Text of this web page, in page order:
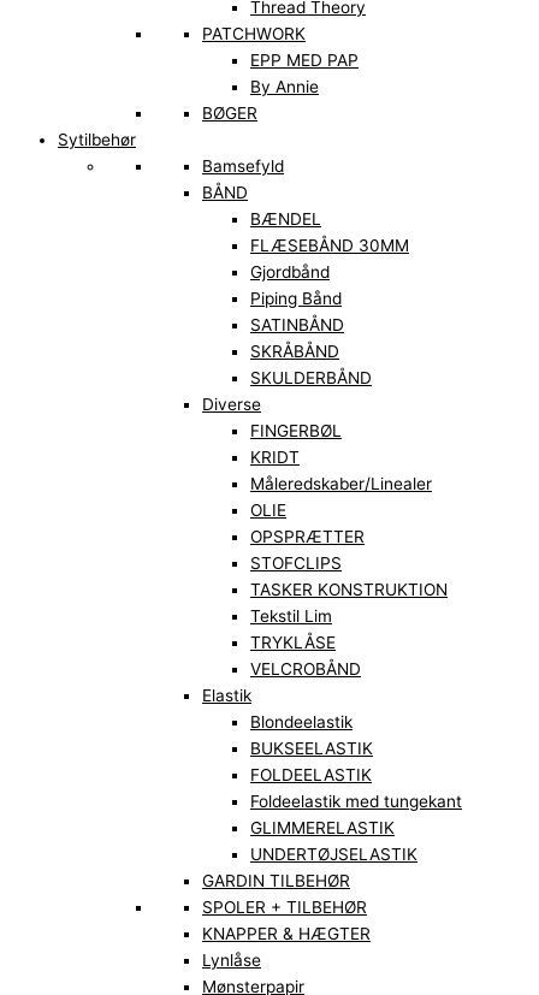
Thread Theory
PATCHWORK
EPP MED PAP
By Annie
BØGER
Sytilbehør
Bamsefyld
BÅND
BÆNDEL
FLÆSEBÅND 30MM
Gjordbånd
Piping Bånd
SATINBÅND
SKRÅBÅND
SKULDERBÅND
Diverse
FINGERBØL
KRIDT
Måleredskaber/Linealer
OLIE
OPSPRÆTTER
STOFCLIPS
TASKER KONSTRUKTION
Tekstil Lim
TRYKLÅSE
VELCROBÅND
Elastik
Blondeelastik
BUKSEELASTIK
FOLDEELASTIK
Foldeelastik med tungekant
GLIMMERELASTIK
UNDERTØJSELASTIK
GARDIN TILBEHØR
SPOLER + TILBEHØR
KNAPPER & HÆGTER
Lynlåse
Mønsterpapir